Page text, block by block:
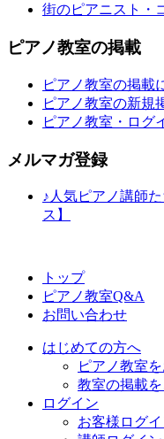
街のピアニスト・
ピアノ教室の掲載
ピアノ教室の掲載
ピアノ教室の新規
ピアノ教室・ログ
メルマガ登録
♪人気ピアノ講師
ス】
トップ
ピアノ教室Q&A
お問い合わせ
はじめての方へ
ピアノ教室
教室の掲載
ログイン
お客様ログ